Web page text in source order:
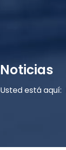
Noticias
Usted está aquí: